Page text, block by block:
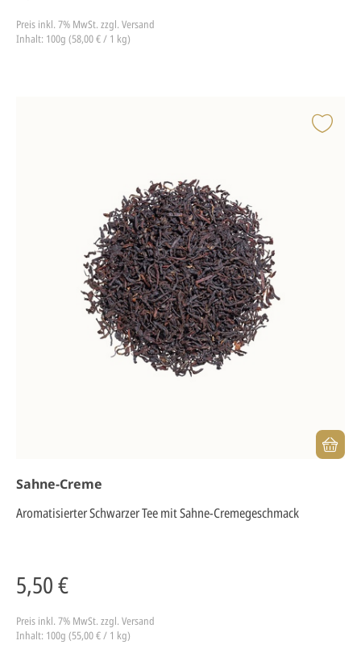
Preis inkl. 7% MwSt. zzgl. Versand
Inhalt: 100g (58,00 € / 1 kg)
Sahne-Creme
Aromatisierter Schwarzer Tee mit Sahne-Cremegeschmack
5,50 €
Preis inkl. 7% MwSt. zzgl. Versand
Inhalt: 100g (55,00 € / 1 kg)